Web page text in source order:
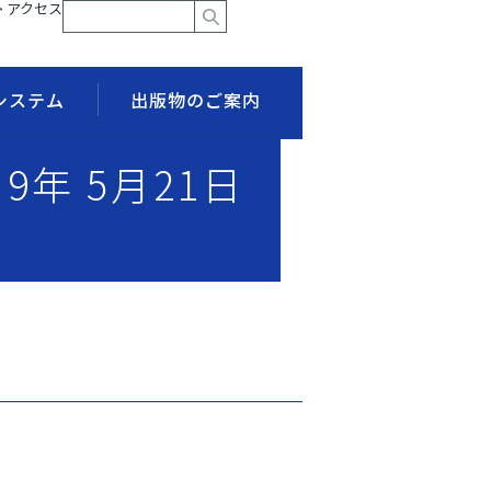
アクセス
ステム 出版物のご案内
年 5月21日